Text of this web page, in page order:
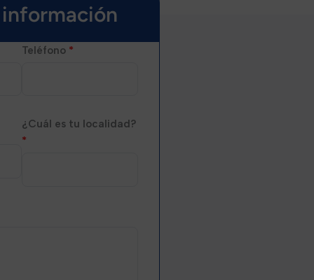
Teléfono *
¿Cuál es tu localidad?
*